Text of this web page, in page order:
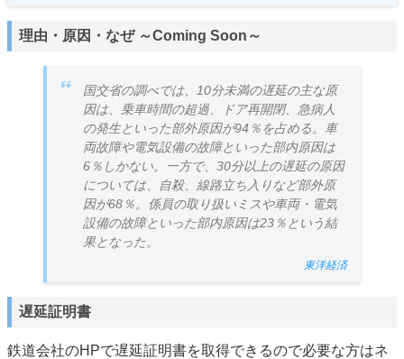
理由・原因・なぜ ～Coming Soon～
国交省の調べでは、10分未満の遅延の主な原
因は、乗車時間の超過、ドア再開閉、急病人
の発生といった部外原因が94％を占める。車
両故障や電気設備の故障といった部内原因は
6％しかない。一方で、30分以上の遅延の原因
については、自殺、線路立ち入りなど部外原
因が68％。係員の取り扱いミスや車両・電気
設備の故障といった部内原因は23％という結
果となった。
東洋経済
遅延証明書
鉄道会社のHPで遅延証明書を取得できるので必要な方はネ